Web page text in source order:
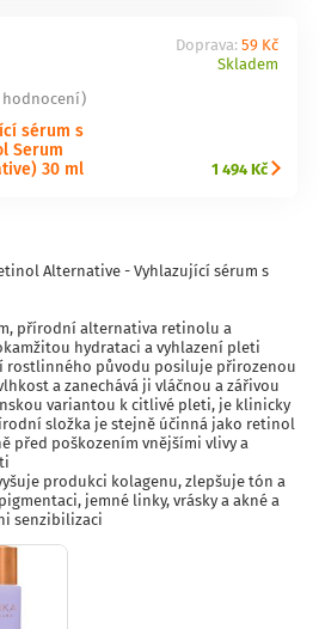
hodnocení)
sérum s
Serum
30 ml
Doprava: 59 Kč
Skladem
1 494 Kč
Alternative - Vyhlazující sérum s
přírodní alternativa retinolu a
hydrataci a vyhlazení pleti
rostlinného původu posiluje přirozenou
a zanechává ji vláčnou a zářivou
variantou k citlivé pleti, je klinicky
složka je stejně účinná jako retinol
před poškozením vnějšími vlivy a
produkci kolagenu, zlepšuje tón a
jemné linky, vrásky a akné a
senzibilizaci